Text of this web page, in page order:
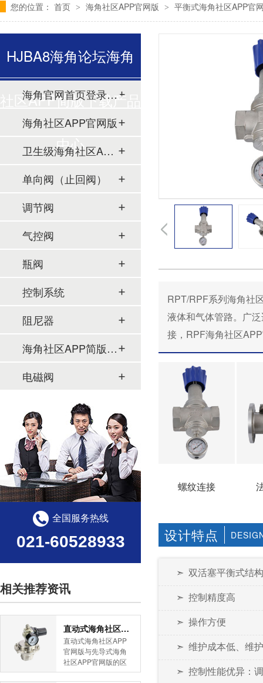
您的位置： 首页 > 海角社区APP官网版 > 平衡式海角社区APP官
RPT/RPF系列海角社区
液体和气体管路。广泛
接，RPF海角社区
螺纹连接
设计特点
➣ 双活塞平衡式结构
➣ 控制精度高
➣ 操作方便
➣ 维护成本低、维护
➣ 控制性能优异：调
HJBA8海角论坛海角
社区APP简版下载产品
中心
海角官网首页登录入口
海角社区APP官网版
卫生级海角社区APP简版下载
单向阀（止回阀）
调节阀
气控阀
瓶阀
控制系统
阻尼器
海角社区APP简版下载及管件
电磁阀
全国服务热线
021-60528933
相关推荐资讯
直动式海角社区APP官网版与先导式海角社区APP官网版的区别
直动式海角社区APP
官网版与先导式海角
社区APP官网版的区
别是什么？HJBA8海